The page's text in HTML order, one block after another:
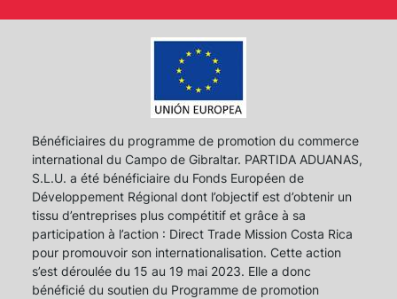
Bénéficiaires du programme de promotion du commerce
international du Campo de Gibraltar. PARTIDA ADUANAS,
S.L.U. a été bénéficiaire du Fonds Européen de
Développement Régional dont l’objectif est d’obtenir un
tissu d’entreprises plus compétitif et grâce à sa
participation à l’action : Direct Trade Mission Costa Rica
pour promouvoir son internationalisation. Cette action
s’est déroulée du 15 au 19 mai 2023. Elle a donc
bénéficié du soutien du Programme de promotion